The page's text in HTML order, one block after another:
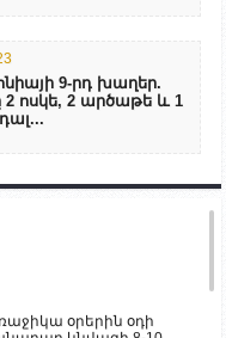
9-րդ խաղեր.
2 ոսկե, 2 արծաթե և 1
օրերին օդի